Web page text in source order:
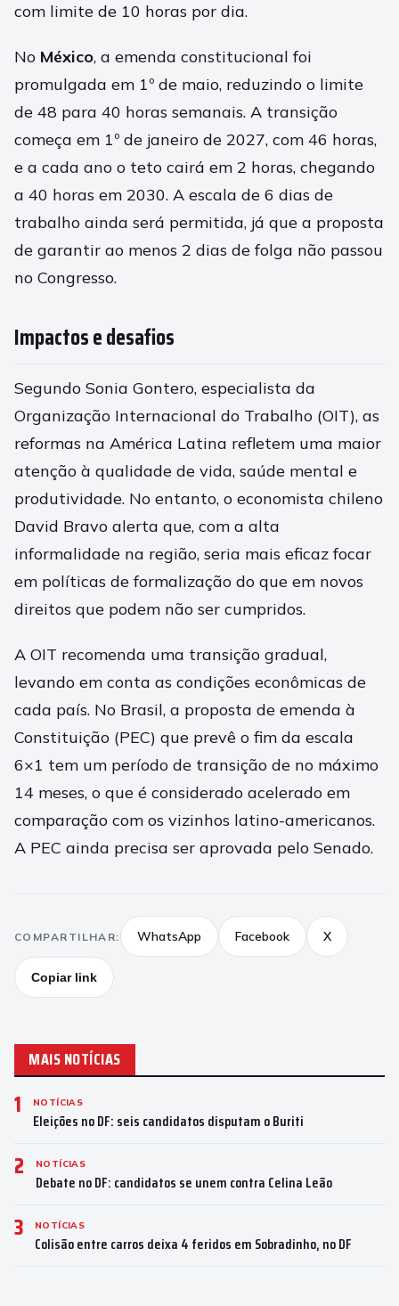
com limite de 10 horas por dia.
No México, a emenda constitucional foi
promulgada em 1º de maio, reduzindo o limite
de 48 para 40 horas semanais. A transição
começa em 1º de janeiro de 2027, com 46 horas,
e a cada ano o teto cairá em 2 horas, chegando
a 40 horas em 2030. A escala de 6 dias de
trabalho ainda será permitida, já que a proposta
de garantir ao menos 2 dias de folga não passou
no Congresso.
Impactos e desafios
Segundo Sonia Gontero, especialista da
Organização Internacional do Trabalho (OIT), as
reformas na América Latina refletem uma maior
atenção à qualidade de vida, saúde mental e
produtividade. No entanto, o economista chileno
David Bravo alerta que, com a alta
informalidade na região, seria mais eficaz focar
em políticas de formalização do que em novos
direitos que podem não ser cumpridos.
A OIT recomenda uma transição gradual,
levando em conta as condições econômicas de
cada país. No Brasil, a proposta de emenda à
Constituição (PEC) que prevê o fim da escala
6×1 tem um período de transição de no máximo
14 meses, o que é considerado acelerado em
comparação com os vizinhos latino-americanos.
A PEC ainda precisa ser aprovada pelo Senado.
COMPARTILHAR: WhatsApp Facebook X
Copiar link
MAIS NOTÍCIAS
1 NOTÍCIAS
Eleições no DF: seis candidatos disputam o Buriti
2 NOTÍCIAS
Debate no DF: candidatos se unem contra Celina Leão
3 NOTÍCIAS
Colisão entre carros deixa 4 feridos em Sobradinho, no DF